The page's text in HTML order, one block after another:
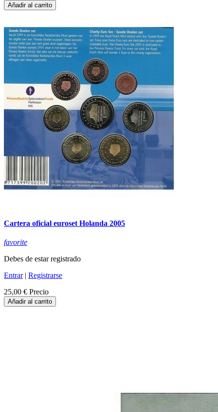
Añadir al carrito
Cartera oficial euroset Holanda 2005
favorite
Debes de estar registrado
Entrar| Registrarse
25,00 € Precio
Añadir al carrito